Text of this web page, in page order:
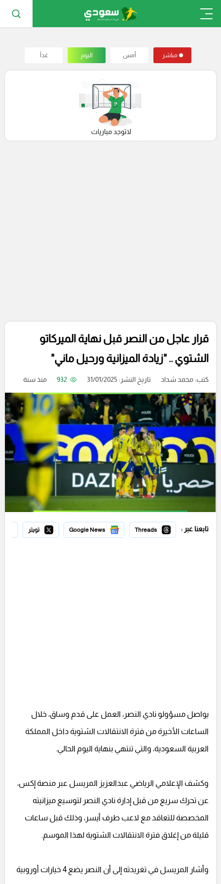
مباشر أمس اليوم غداً
قرار عاجل من النصر قبل نهاية الميركاتو
الشتوي .. "زيادة الميزانية ورحيل ماني"
كتب:محمد شداد تاريخ النشر: 31/01/2025 932 منذ سنة
تابعنا عبر : Threads
Google News تويتر
يواصل مسؤولو نادي النصر، العمل على قدم وساق، خلال
الساعات الأخيرة من فترة الانتقالات الشتوية داخل المملكة
العربية السعودية، والتي تنتهي بنهاية اليوم الحالي.
وكشف الإعلامي الرياضي عبدالعزيز المريسل عبر منصة إكس،
عن تحرك سريع من قبل إدارة نادي النصر لتوسيع ميزانيته
المخصصة للتعاقد مع لاعب طرف أيسر، وذلك قبل ساعات
قليلة من إغلاق فترة الانتقالات الشتوية لهذا الموسم.
وأشار المريسل في تغريدته إلى أن النصر يضع 4 خيارات أوروبية